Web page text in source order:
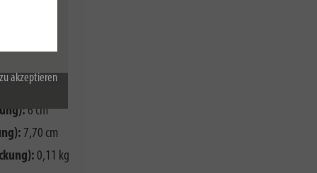
akzeptieren
6 cm
7,70 cm
0,11 kg